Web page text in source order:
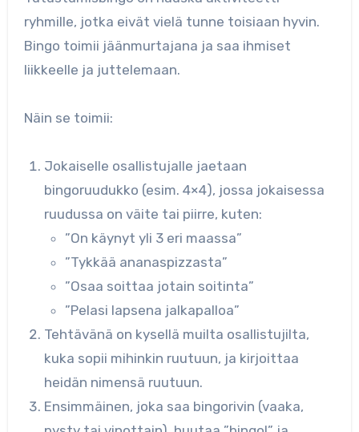
ryhmille, jotka eivät vielä tunne toisiaan hyvin.
Bingo toimii jäänmurtajana ja saa ihmiset
liikkeelle ja juttelemaan.
Näin se toimii:
Jokaiselle osallistujalle jaetaan
bingoruudukko (esim. 4×4), jossa jokaisessa
ruudussa on väite tai piirre, kuten:
”On käynyt yli 3 eri maassa”
”Tykkää ananaspizzasta”
”Osaa soittaa jotain soitinta”
”Pelasi lapsena jalkapalloa”
Tehtävänä on kysellä muilta osallistujilta,
kuka sopii mihinkin ruutuun, ja kirjoittaa
heidän nimensä ruutuun.
Ensimmäinen, joka saa bingorivin (vaaka,